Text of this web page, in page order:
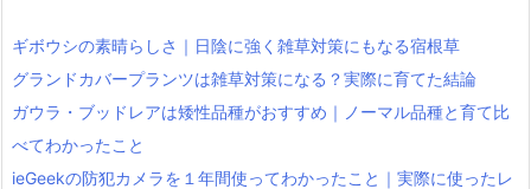
ギボウシの素晴らしさ｜日陰に強く雑草対策にもなる宿根草
グランドカバープランツは雑草対策になる？実際に育てた結論
ガウラ・ブッドレアは矮性品種がおすすめ｜ノーマル品種と育て比
べてわかったこと
ieGeekの防犯カメラを１年間使ってわかったこと｜実際に使ったレ